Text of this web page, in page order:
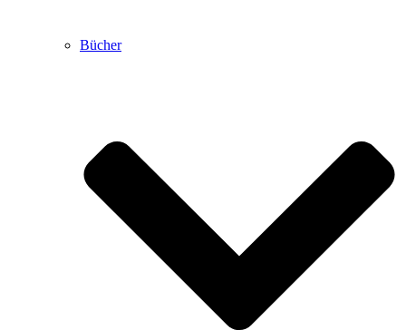
Bücher